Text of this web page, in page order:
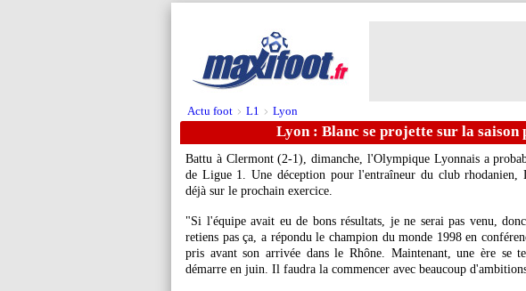
Actu foot > L1 > Lyon
Lyon : Blanc se projette sur la saison
Battu à Clermont (2-1), dimanche, l'Olympique Lyonnais a
de Ligue 1. Une déception pour l'entraîneur du club rhodanien,
déjà sur le prochain exercice.
"Si l'équipe avait eu de bons résultats, je ne serai pas venu,
retiens pas ça, a répondu le champion du monde 1998 en
pris avant son arrivée dans le Rhône. Maintenant, une ère se
démarre en juin. Il faudra la commencer avec beaucoup